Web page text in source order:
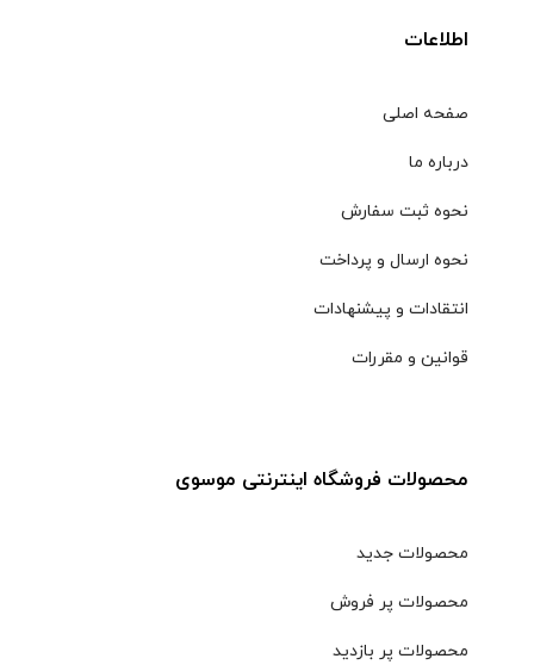
اطلاعات
صفحه اصلی
درباره ما
نحوه ثبت سفارش
نحوه ارسال و پرداخت
انتقادات و پیشنهادات
قوانین و مقررات
محصولات فروشگاه اینترنتی موسوی
محصولات جدید
محصولات پر فروش
محصولات پر بازدید